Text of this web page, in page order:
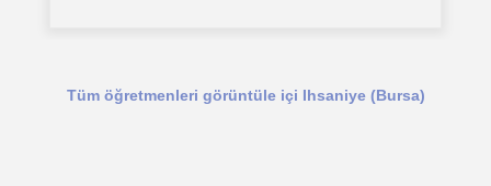
Tüm öğretmenleri görüntüle içi Ihsaniye (Bursa)